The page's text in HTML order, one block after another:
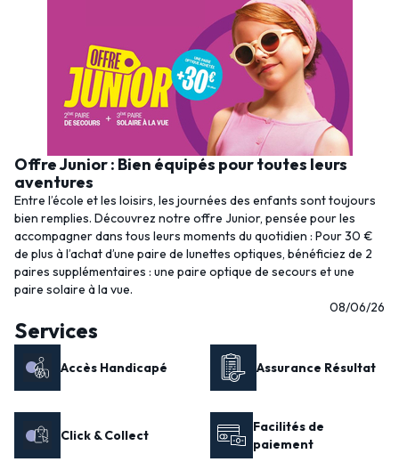
Offre Junior : Bien équipés pour toutes leurs
aventures
Entre l’école et les loisirs, les journées des enfants sont toujours
bien remplies. Découvrez notre offre Junior, pensée pour les
accompagner dans tous leurs moments du quotidien : Pour 30 €
de plus à l’achat d’une paire de lunettes optiques, bénéficiez de 2
paires supplémentaires : une paire optique de secours et une
paire solaire à la vue.
08/06/26
Services
Accès Handicapé Assurance Résultat
Click & Collect
Facilités de
paiement